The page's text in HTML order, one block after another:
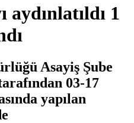
aydınlatıldı 1
Asayiş Şube
03-17
yapılan